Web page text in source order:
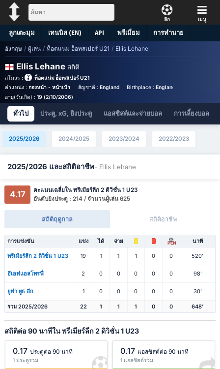
ลีก เมนู
ลูกเตะมุม เทนนิส (EN) API พรีเมี่ยม การทำนาย
อังกฤษ / ผู้เล่น / ท็อตแน่ม ฮ็อทสเปอร์ U21 / Ellis Lehane
Ellis Lehane สถิติ
สโมสร :
ท็อตแน่ม ฮ็อทสเปอร์ U21
ตำแหน่ง : กองหน้า - หน้าเป้า สัญชาติ : England Birthplace :England - England
อายุ(วันเกิด) : 19 (2/10/2006)
ทั่วไป ประตู, xG, ยิงประตู แอสซิสต์และจ่ายบอล การเลี้ยงบอล
2025/2026 2024/2025 2023/2024 2022/2023
2025/2026 และสถิติอาชีพ- Ellis Lehane
4.17
คะแนนเฉลี่ยใน พรีเมียร์ลีก 2 ดิวิชั่น 1 U23
อันดับยิงประตู : 214 / จำนวนผู้เล่น 625
สถิติฤดูกาล สถิติอาชีพ
การแข่งขัน แข่ง ได้ จ่าย PEN นาที
พรีเมียร์ลีก 2 ดิวิชั่น 1 U23 19 1 1 1 0 0 520'
อีเอฟแอลโทรฟี่ 2 0 0 0 0 0 98'
ยูฟ่า ยูธ ลีก 1 0 0 0 0 0 30'
รวม 2025/2026 22 1 1 1 0 0 648'
สถิติต่อ 90 นาทีใน พรีเมียร์ลีก 2 ดิวิชั่น 1 U23
0.17 ประตูต่อ 90 นาที
1 ประตูรวม
0.17 แอสซิสต์ต่อ 90 นาที
1 แอสซิสต์รวม